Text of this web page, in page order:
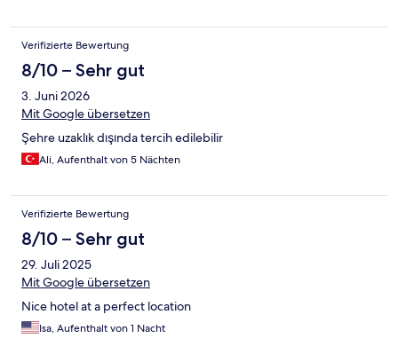
Verifizierte Bewertung
8/10 – Sehr gut
3. Juni 2026
Mit Google übersetzen
Şehre uzaklık dışında tercih edilebilir
Ali, Aufenthalt von 5 Nächten
Verifizierte Bewertung
8/10 – Sehr gut
29. Juli 2025
Mit Google übersetzen
Nice hotel at a perfect location
Isa, Aufenthalt von 1 Nacht